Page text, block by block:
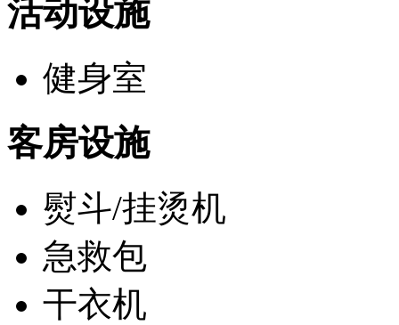
活动设施
健身室
客房设施
熨斗/挂烫机
急救包
干衣机